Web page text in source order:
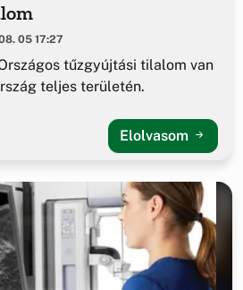
05 17:27
tűzgyújtási tilalom van
teljes területén.
Elolvasom